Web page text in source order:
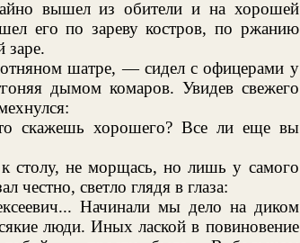
вышел из обители и на хорошей
его по зареву костров, по ржанию
заре.
шатре, — сидел с офицерами у
дымом комаров. Увидев свежего
скажешь хорошего? Все ли еще вы
столу, не морщась, но лишь у самого
честно, светло глядя в глаза:
Начинали мы дело на диком
люди. Иных лаской в повиновение